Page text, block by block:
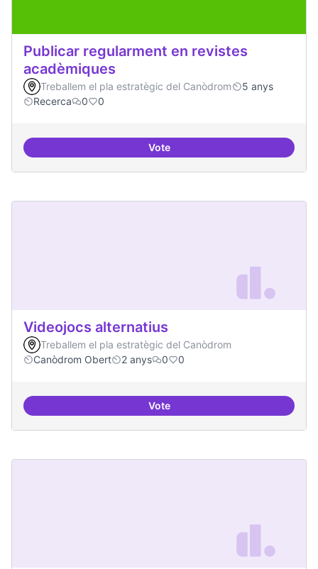
Publicar regularment en revistes
acadèmiques
Treballem el pla estratègic del Canòdrom
5 anys
Recerca
0 0
VotePublicar regularment en
Videojocs alternatius
Treballem el pla estratègic del Canòdrom
Canòdrom Obert
2 anys 0 0
VoteVideojocs alternatius